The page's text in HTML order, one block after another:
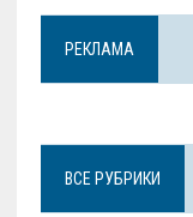
РЕКЛАМА
ВСЕ РУБРИКИ